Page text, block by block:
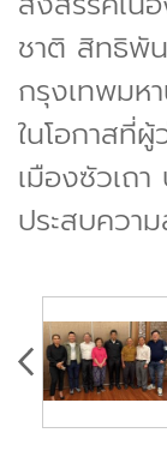
ชาติ สิทธิพั
กรุงเทพมห
ในโอกาสที่
เมืองซัวเถ
ประสบความ